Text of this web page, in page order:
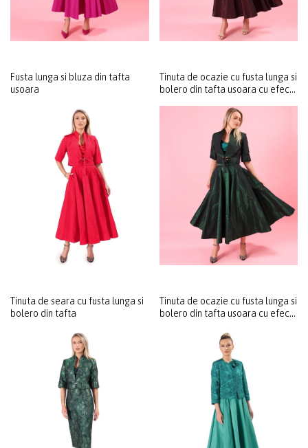
Fusta lunga si bluza din tafta
usoara
Tinuta de ocazie cu fusta lunga si
bolero din tafta usoara cu efect
Tinuta de seara cu fusta lunga si
bolero din tafta
Tinuta de ocazie cu fusta lunga si
bolero din tafta usoara cu efect